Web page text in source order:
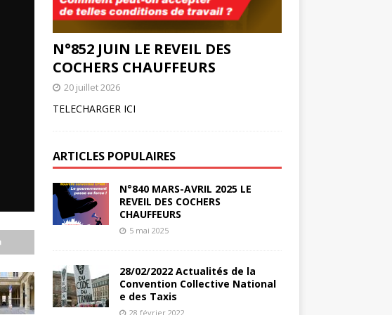
N°852 JUIN LE REVEIL DES
COCHERS CHAUFFEURS
20 juillet 2026
TELECHARGER ICI
ARTICLES POPULAIRES
N°840 MARS-AVRIL 2025 LE
REVEIL DES COCHERS
CHAUFFEURS
5 mai 2025
28/02/2022 Actualités de la
Convention Collective National
e des Taxis
28 février 2022